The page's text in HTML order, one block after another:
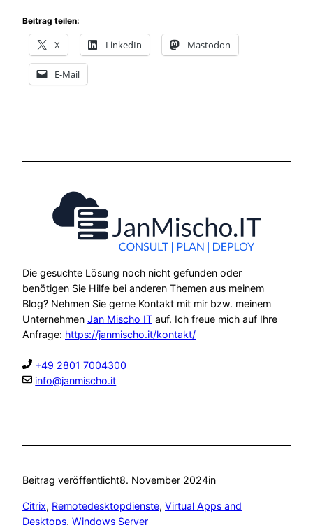
Beitrag teilen:
X LinkedIn Mastodon
E-Mail
Die gesuchte Lösung noch nicht gefunden oder
benötigen Sie Hilfe bei anderen Themen aus meinem
Blog? Nehmen Sie gerne Kontakt mit mir bzw. meinem
Unternehmen Jan Mischo IT auf. Ich freue mich auf Ihre
Anfrage: https://janmischo.it/kontakt/
+49 2801 7004300
info@janmischo.it
Beitrag veröffentlicht8. November 2024in
Citrix, Remotedesktopdienste, Virtual Apps and
Desktops, Windows Server